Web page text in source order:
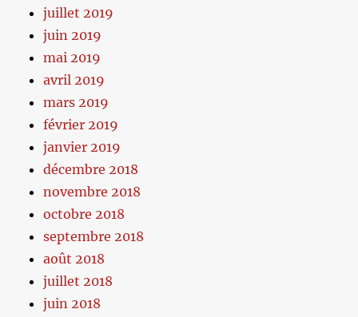
juillet 2019
juin 2019
mai 2019
avril 2019
mars 2019
février 2019
janvier 2019
décembre 2018
novembre 2018
octobre 2018
septembre 2018
août 2018
juillet 2018
juin 2018